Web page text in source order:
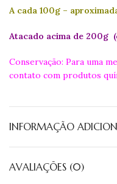
A cada 100g –
Atacado acima de 200g
Conservação: Para uma
contato com produtos
INFORMAÇÃO
AVALIAÇÕES (0)